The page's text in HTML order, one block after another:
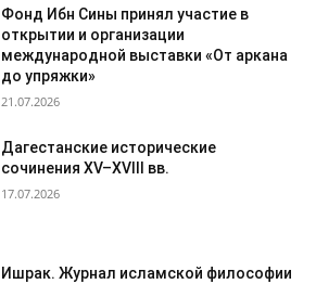
Фонд Ибн Сины принял участие в
открытии и организации
международной выставки «От аркана
до упряжки»
21.07.2026
Дагестанские исторические
сочинения XV–XVIII вв.
17.07.2026
Ишрак. Журнал исламской философии